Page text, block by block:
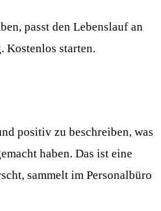
passt den Lebenslauf an
Kostenlos starten.
positiv zu beschreiben, was
haben. Das ist eine
sammelt im Personalbüro